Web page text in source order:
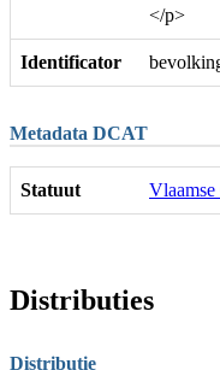
</p>
Identificator
Metadata DCAT
Statuut Vlaamse
Distributies
Distributie